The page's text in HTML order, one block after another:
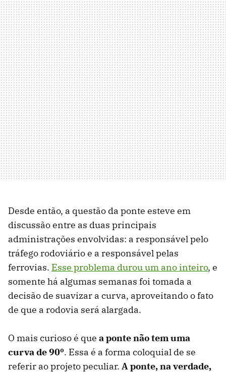
Desde então, a questão da ponte esteve em
discussão entre as duas principais
administrações envolvidas: a responsável pelo
tráfego rodoviário e a responsável pelas
ferrovias. Esse problema durou um ano inteiro, e
somente há algumas semanas foi tomada a
decisão de suavizar a curva, aproveitando o fato
de que a rodovia será alargada.
O mais curioso é que a ponte não tem uma
curva de 90º. Essa é a forma coloquial de se
referir ao projeto peculiar. A ponte, na verdade,